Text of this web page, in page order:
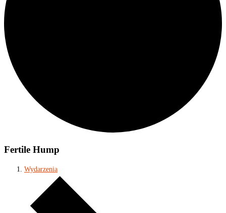
Fertile Hump
Wydarzenia